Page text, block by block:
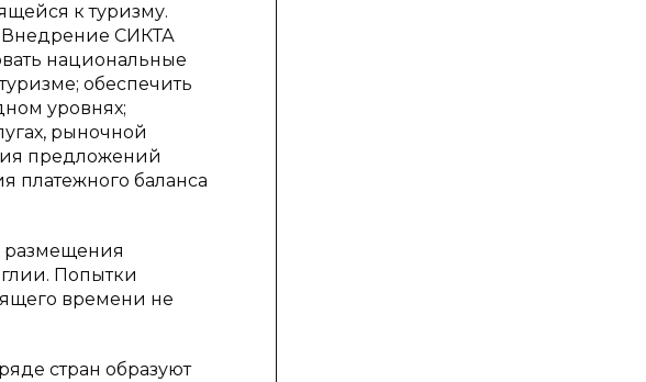
к туризму.
Внедрение СИКТА
национальные
обеспечить
уровнях;
рыночной
предложений
платежного баланса
размещения
Попытки
времени не
стран образуют